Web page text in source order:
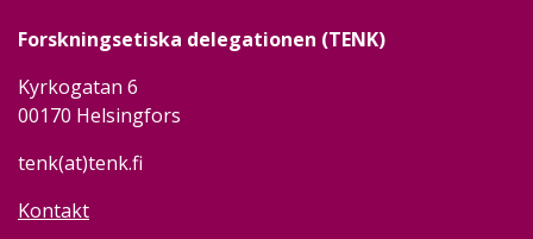
Forskningsetiska delegationen (TENK)
Kyrkogatan 6
00170 Helsingfors
tenk(at)tenk.fi
Kontakt